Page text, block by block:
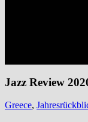
Jazz Review
Greece,